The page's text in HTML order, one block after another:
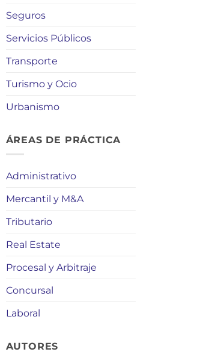
Seguros
Servicios Públicos
Transporte
Turismo y Ocio
Urbanismo
ÁREAS DE PRÁCTICA
Administrativo
Mercantil y M&A
Tributario
Real Estate
Procesal y Arbitraje
Concursal
Laboral
AUTORES